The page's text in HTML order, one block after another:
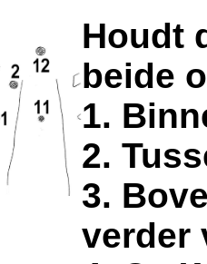
Houdt
beide
1.
2.
3.
verder